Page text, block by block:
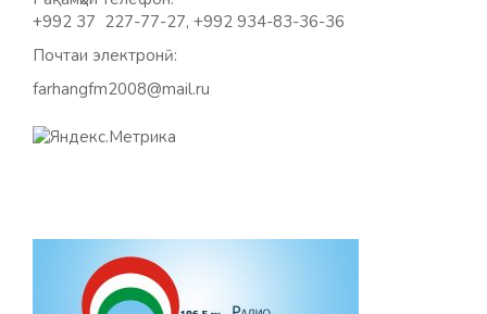
+992 37 227-77-27, +992 934-83-36-36
Почтаи электронӣ:
farhangfm2008@mail.ru